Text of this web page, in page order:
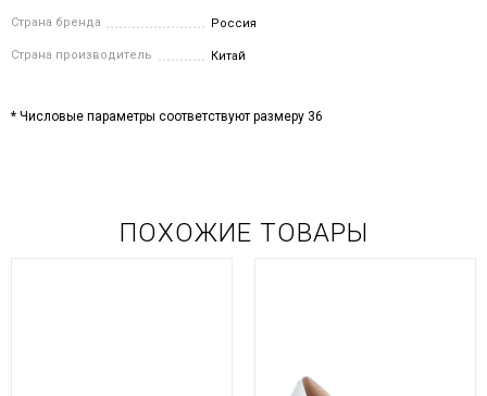
Страна бренда Россия
Страна производитель Китай
* Числовые параметры соответствуют размеру 36
ПОХОЖИЕ ТОВАРЫ